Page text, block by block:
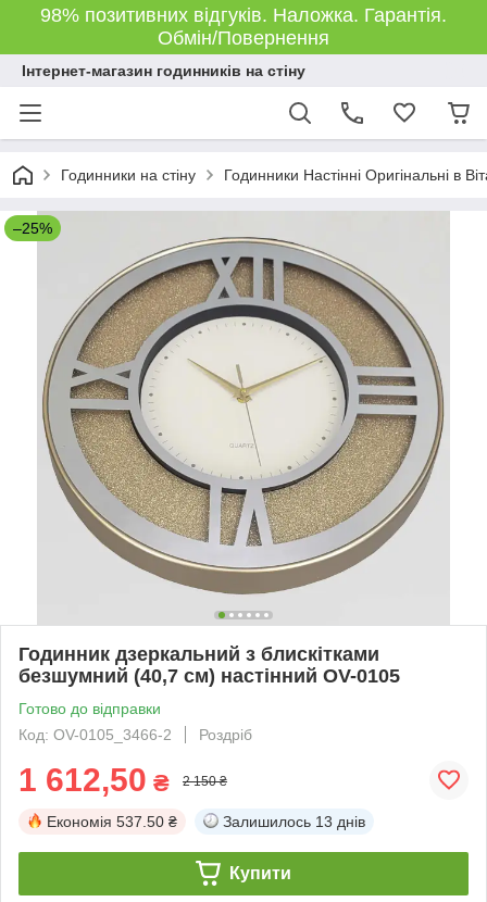
98% позитивних відгуків. Наложка. Гарантія.
Обмін/Повернення
Інтернет-магазин годинників на стіну
Годинники на стіну Годинники Настінні Оригінальні в
–25%
Годинник дзеркальний з блискітками
безшумний (40,7 см) настінний OV-0105
Готово до відправки
Код: OV-0105_3466-2
Роздріб
1 612,50 ₴ 2 150 ₴
Економія 537.50 ₴ Залишилось 13 днів
Купити